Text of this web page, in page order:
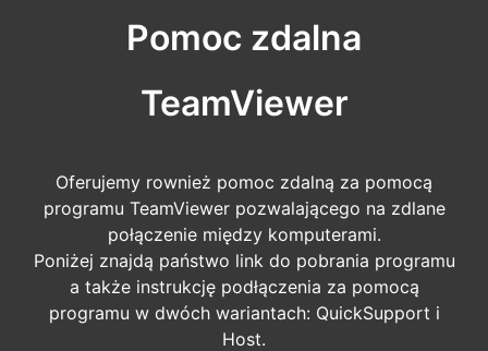
Pomoc zdalna
TeamViewer
Oferujemy rownież pomoc zdalną za pomocą
programu TeamViewer pozwalającego na zdlane
połączenie między komputerami.
Poniżej znajdą państwo link do pobrania programu
a także instrukcję podłączenia za pomocą
programu w dwóch wariantach: QuickSupport i
Host.